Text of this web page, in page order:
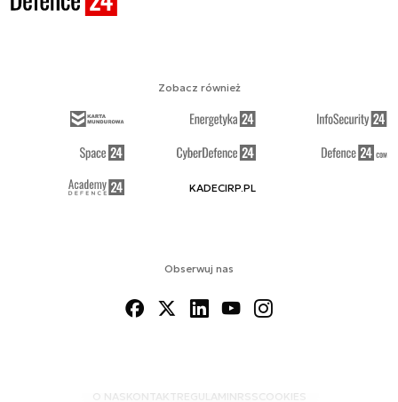
Obserwuj nas
O NAS KONTAKTREGULAMINRSS COOKIES
Zobacz również
KADECIRP.PL